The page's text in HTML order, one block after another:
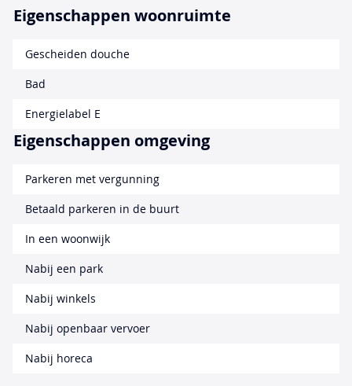
Eigenschappen woonruimte
Gescheiden douche
Bad
Energielabel E
Eigenschappen omgeving
Parkeren met vergunning
Betaald parkeren in de buurt
In een woonwijk
Nabij een park
Nabij winkels
Nabij openbaar vervoer
Nabij horeca